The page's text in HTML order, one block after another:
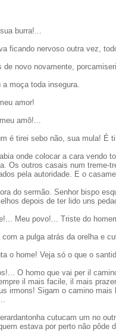
burra!...
ficando nervoso outra vez,
de novo novamente,
moça toda insegura.
amor!
amô!...
é tirei sebo não, sua mula! É
onde colocar a cara vendo
Os outros casais num treme-
pela autoridade. E o
do sermão. Senhor bispo
depois de ter lido uns
Meu povo!... Triste do
a pulga atrás da orelha e
o home! Veja só o que o
O homo que vai per il
il mais facile, il mais
irmons! Sigam o camino
cutucam um no
estava por perto não pôde